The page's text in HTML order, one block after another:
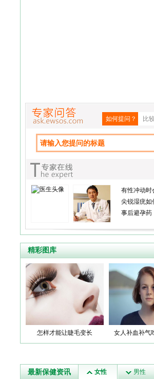
如何提问？ 比
有性冲动时
尖锐湿疣如
事后避孕药
精彩图库
怎样才能让睫毛变长 女人补血补气
最新保健资讯 女性 男性